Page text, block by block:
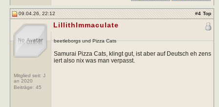
09.04.26, 22:12 #4 Top
Mitglied seit: J
an 2020
Beiträge: 45
LillithImmaculate
beetleborgs und Pizza Cats
Samurai Pizza Cats, klingt gut, ist aber auf Deutsch eh zens
iert also nix was man verpasst.